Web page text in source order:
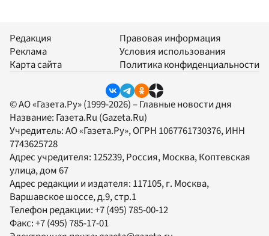
Редакция
Реклама
Карта сайта
Правовая информация
Условия использования
Политика конфиденциальности
© АО «Газета.Ру» (1999-2026) – Главные новости дня
Название: Газета.Ru (Gazeta.Ru)
Учредитель:АО «Газета.Ру», ОГРН 1067761730376, ИНН
7743625728
Адрес учредителя: 125239, Россия, Москва, Коптевская
улица, дом 67
Адрес редакции и издателя: 117105, г. Москва,
Варшавское шоссе, д.9, стр.1
Телефон редакции:+7 (495) 785-00-12
Факс:+7 (495) 785-17-01